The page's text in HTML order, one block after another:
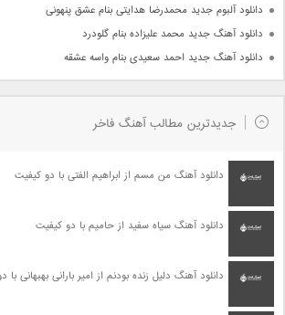
دانلود آلبوم جدید محمدرضا هدایتی بنام عشق پنهونی
دانلود آهنگ جدید محمد علیزاده بنام گلودرد
دانلود آهنگ جدید احمد سعیدی بنام واسه عشقه
جدیدترین مطالب آهنگ فاخر
دانلود آهنگ من مسم از ابراهیم الفتی با دو کیفیت
دانلود آهنگ سیاه سفید از حامیم با دو کیفیت
دانلود آهنگ دلیل زنده بودنم از امیر بارانی بهبهانی